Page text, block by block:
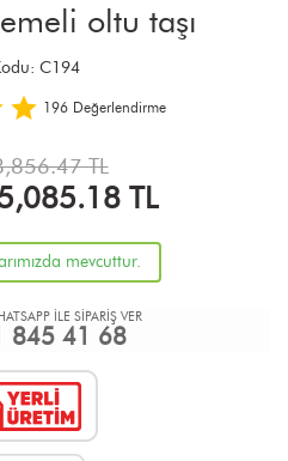
oltu taşı
C194
196 Değerlendirme
TL
TL
mevcuttur.
İLE SİPARİŞ VER
845 41 68